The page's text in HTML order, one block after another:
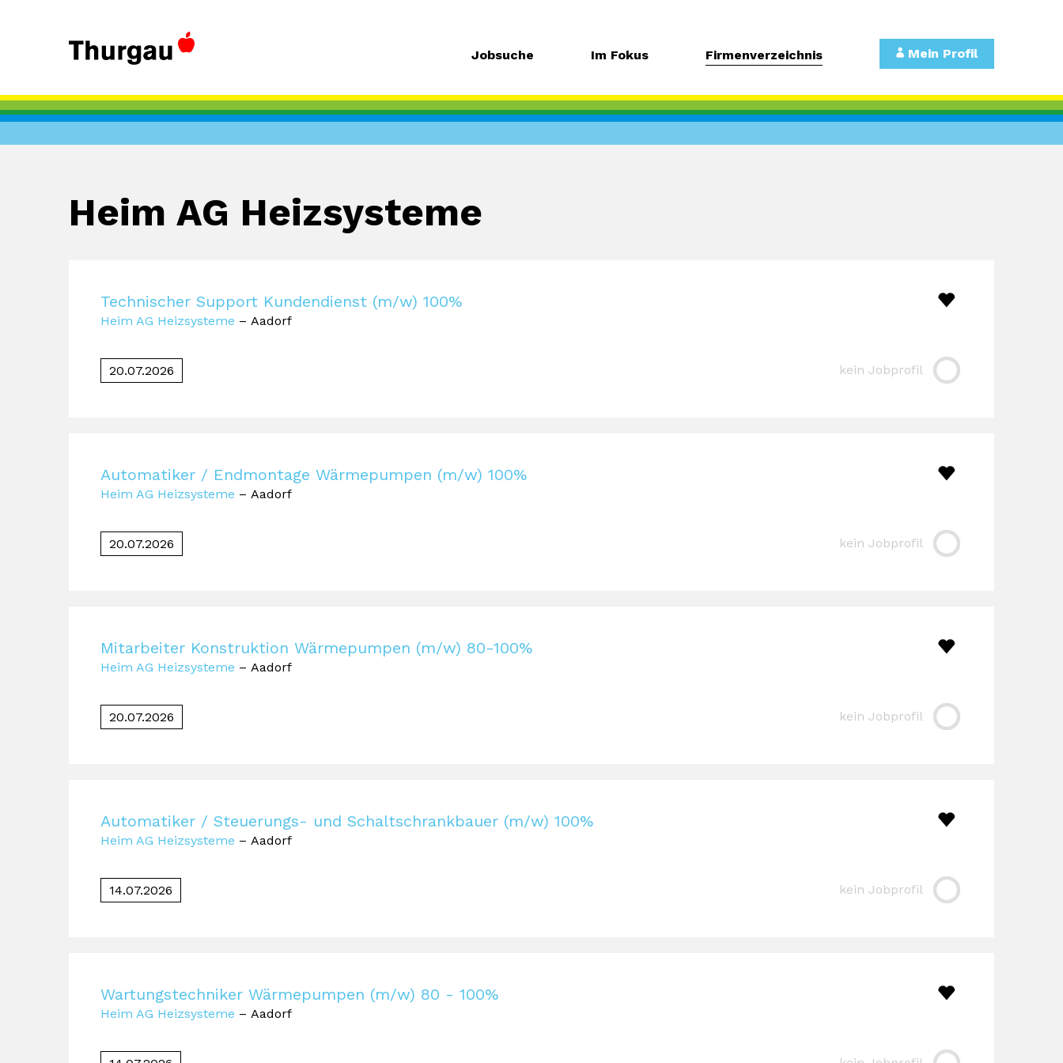
Jobsuche Im Fokus Firmenverzeichnis Mein Profil
Heim AG Heizsysteme
Technischer Support Kundendienst (m/w) 100%
Heim AG Heizsysteme – Aadorf
20.07.2026 kein Jobprofil
Automatiker / Endmontage Wärmepumpen (m/w) 100%
Heim AG Heizsysteme – Aadorf
20.07.2026 kein Jobprofil
Mitarbeiter Konstruktion Wärmepumpen (m/w) 80-100%
Heim AG Heizsysteme – Aadorf
20.07.2026 kein Jobprofil
Automatiker / Steuerungs- und Schaltschrankbauer (m/w) 100%
Heim AG Heizsysteme – Aadorf
14.07.2026 kein Jobprofil
Wartungstechniker Wärmepumpen (m/w) 80 - 100%
Heim AG Heizsysteme – Aadorf